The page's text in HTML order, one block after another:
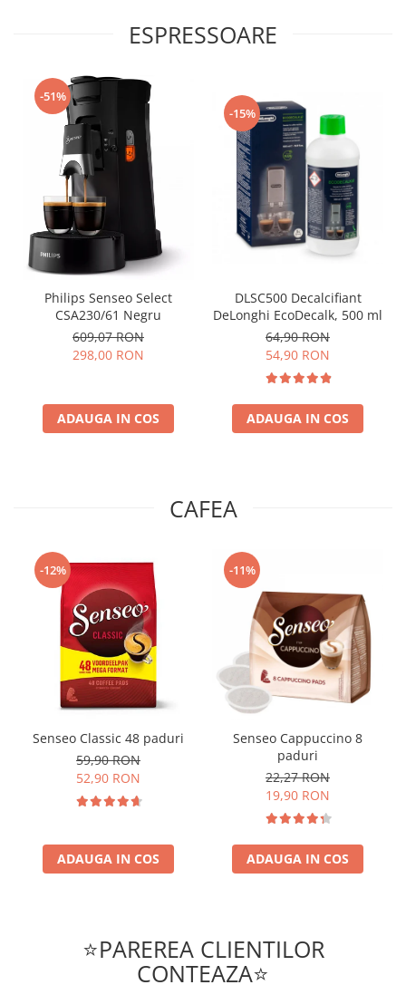
ESPRESSOARE
-51%
Philips Senseo Select
CSA230/61 Negru
609,07 RON
298,00 RON
ADAUGA IN COS
-15%
DLSC500 Decalcifiant
DeLonghi EcoDecalk, 500 ml
64,90 RON
54,90 RON
ADAUGA IN COS
CAFEA
-12%
Senseo Classic 48 paduri
59,90 RON
52,90 RON
ADAUGA IN COS
-11%
Senseo Cappuccino 8
paduri
22,27 RON
19,90 RON
ADAUGA IN COS
⭐PAREREA CLIENTILOR
CONTEAZA⭐